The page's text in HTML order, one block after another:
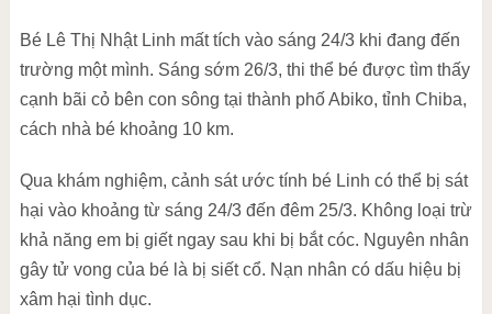
Bé Lê Thị Nhật Linh mất tích vào sáng 24/3 khi đang đến
trường một mình. Sáng sớm 26/3, thi thể bé được tìm thấy
cạnh bãi cỏ bên con sông tại thành phố Abiko, tỉnh Chiba,
cách nhà bé khoảng 10 km.
Qua khám nghiệm, cảnh sát ước tính bé Linh có thể bị sát
hại vào khoảng từ sáng 24/3 đến đêm 25/3. Không loại trừ
khả năng em bị giết ngay sau khi bị bắt cóc. Nguyên nhân
gây tử vong của bé là bị siết cổ. Nạn nhân có dấu hiệu bị
xâm hại tình dục.